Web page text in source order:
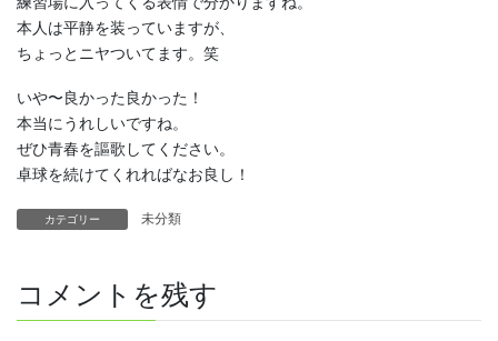
本人は平静を装っていますが、
ちょっとニヤついてます。笑
いや〜良かった良かった！
本当にうれしいですね。
ぜひ青春を謳歌してください。
卓球を続けてくれればなお良し！
カテゴリー 未分類
コメントを残す